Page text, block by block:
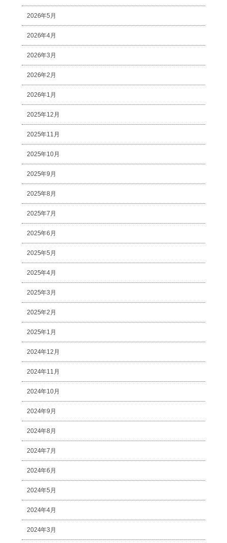
2026年5月
2026年4月
2026年3月
2026年2月
2026年1月
2025年12月
2025年11月
2025年10月
2025年9月
2025年8月
2025年7月
2025年6月
2025年5月
2025年4月
2025年3月
2025年2月
2025年1月
2024年12月
2024年11月
2024年10月
2024年9月
2024年8月
2024年7月
2024年6月
2024年5月
2024年4月
2024年3月